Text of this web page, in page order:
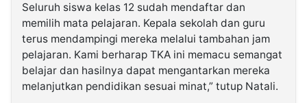
Seluruh siswa kelas 12 sudah mendaftar dan
memilih mata pelajaran. Kepala sekolah dan guru
terus mendampingi mereka melalui tambahan jam
pelajaran. Kami berharap TKA ini memacu semangat
belajar dan hasilnya dapat mengantarkan mereka
melanjutkan pendidikan sesuai minat,” tutup Natali.